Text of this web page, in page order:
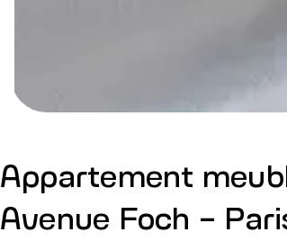
Appartement
Avenue Foch -